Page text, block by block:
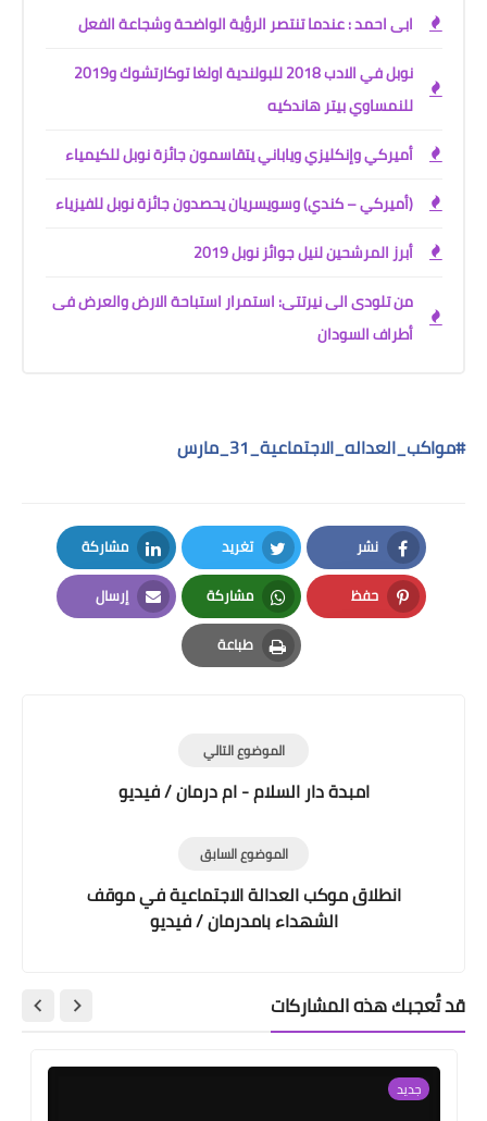
ابى احمد : عندما تنتصر الرؤية الواضحة وشجاعة الفعل
نوبل في الادب 2018 للبولندية اولغا توكارتشوك و2019
للنمساوي بيتر هاندكيه
أميركي وإنكليزي وياباني يتقاسمون جائزة نوبل للكيمياء
(أميركي – كندي) وسويسريان يحصدون جائزة نوبل للفيزياء
أبرز المرشحين لنيل جوائز نوبل 2019
من تلودى الى نيرتتى: استمرار استباحة الارض والعرض فى
أطراف السودان
#مواكب_العداله_الاجتماعية_31_مارس
نشر
Facebook
تغريد
Twitter
مشاركة
LinkedIn
حفظ
Pinterest
مشاركة
Whatsapp
إرسال
Email
طباعة
Print
الموضوع التالي
امبدة دار السلام - ام درمان / فيديو
الموضوع السابق
انطلاق موكب العدالة الاجتماعية في موقف
الشهداء بامدرمان / فيديو
قد تُعجبك هذه المشاركات
جديد